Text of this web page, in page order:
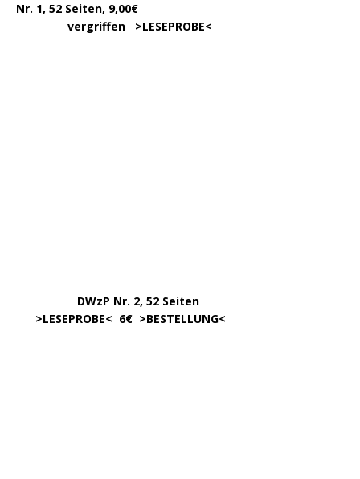
Nr. 1, 52 Seiten, 9,00€
vergriffen >LESEPROBE<
DWzP Nr. 2, 52 Seiten
>LESEPROBE< 6€ >BESTELLUNG<